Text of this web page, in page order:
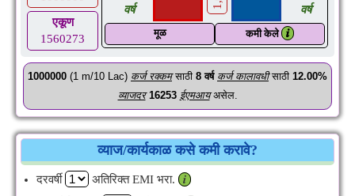
एकूण
1560273
वर्ष
वर्ष
मूळ कमी केले 𝒊
1000000 (1 m/10 Lac) कर्ज रक्कमसाठी 8 वर्ष कर्ज कालावधीसाठी 12.00%
व्याजदर 16253 ईएमआयअसेल.
व्याज/कार्यकाळ कसे कमी करावे?
दरवर्षी अतिरिक्त EMI भरा.
𝒊